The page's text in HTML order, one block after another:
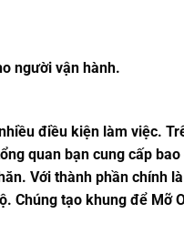
người vận hành.
điều kiện làm việc.
quan bạn cung cấp
Với thành phần chính
Chúng tạo khung để Mỡ